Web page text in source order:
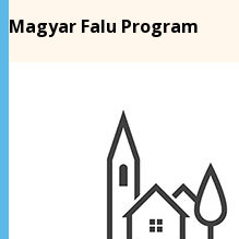
Magyar Falu Program